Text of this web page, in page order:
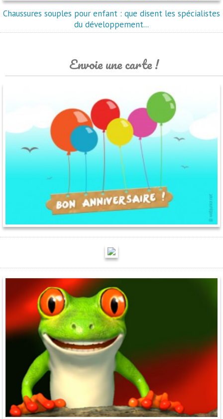
Chaussures souples pour enfant : que disent les spécialistes
du développement...
Envoie une carte !